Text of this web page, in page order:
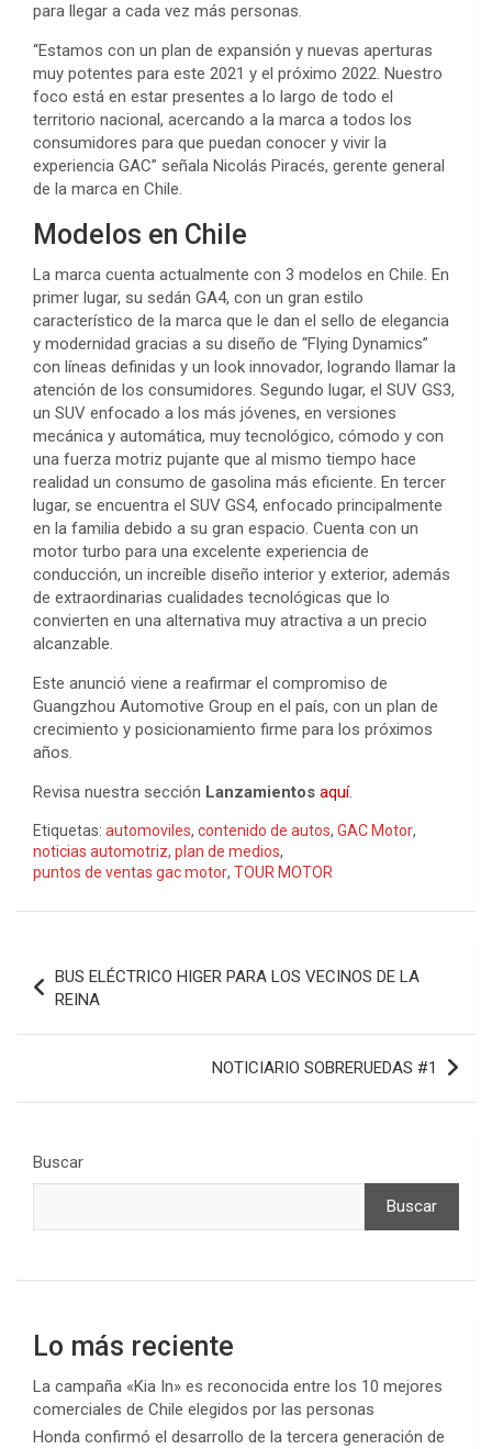
para llegar a cada vez más personas.
“Estamos con un plan de expansión y nuevas aperturas
muy potentes para este 2021 y el próximo 2022. Nuestro
foco está en estar presentes a lo largo de todo el
territorio nacional, acercando a la marca a todos los
consumidores para que puedan conocer y vivir la
experiencia GAC” señala Nicolás Piracés, gerente general
de la marca en Chile.
Modelos en Chile
La marca cuenta actualmente con 3 modelos en Chile. En
primer lugar, su sedán GA4, con un gran estilo
característico de la marca que le dan el sello de elegancia
y modernidad gracias a su diseño de “Flying Dynamics”
con líneas definidas y un look innovador, logrando llamar la
atención de los consumidores. Segundo lugar, el SUV GS3,
un SUV enfocado a los más jóvenes, en versiones
mecánica y automática, muy tecnológico, cómodo y con
una fuerza motriz pujante que al mismo tiempo hace
realidad un consumo de gasolina más eficiente. En tercer
lugar, se encuentra el SUV GS4, enfocado principalmente
en la familia debido a su gran espacio. Cuenta con un
motor turbo para una excelente experiencia de
conducción, un increíble diseño interior y exterior, además
de extraordinarias cualidades tecnológicas que lo
convierten en una alternativa muy atractiva a un precio
alcanzable.
Este anunció viene a reafirmar el compromiso de
Guangzhou Automotive Group en el país, con un plan de
crecimiento y posicionamiento firme para los próximos
años.
Revisa nuestra sección Lanzamientos aquí.
Etiquetas: automoviles, contenido de autos, GAC Motor,
noticias automotriz, plan de medios,
puntos de ventas gac motor, TOUR MOTOR
Navegación
de
entradas
BUS ELÉCTRICO HIGER PARA LOS VECINOS DE LA
REINA
NOTICIARIO SOBRERUEDAS #1
Buscar
Buscar
Lo más reciente
La campaña «Kia In» es reconocida entre los 10 mejores
comerciales de Chile elegidos por las personas
Honda confirmó el desarrollo de la tercera generación de